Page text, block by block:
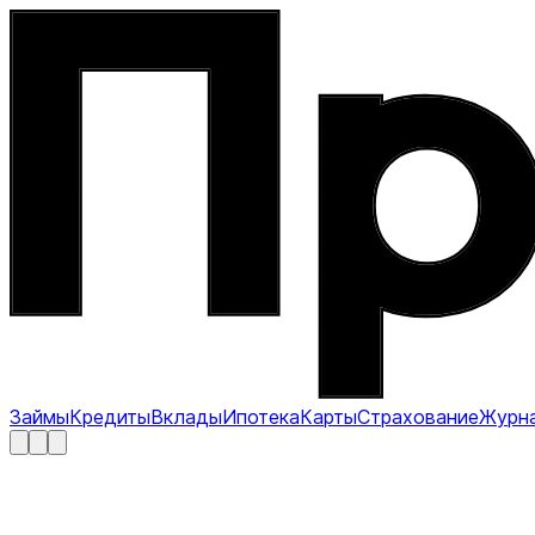
ЗаймыКредитыВкладыИпотекаКартыСтрахование